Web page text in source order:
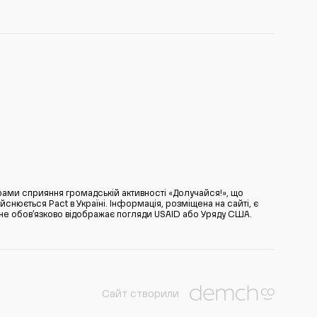
сприяння громадській активності «Долучайся!», що
Pact в Україні. Інформація, розміщена на сайті, є
обов’язково відображає погляди USAID або Уряду США.
Сайт створили